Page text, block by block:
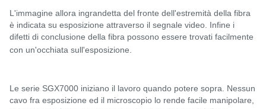
L'immagine allora ingrandetta del fronte dell'estremità della fibra
è indicata su esposizione attraverso il segnale video. Infine i
difetti di conclusione della fibra possono essere trovati facilmente
con un'occhiata sull'esposizione.
Le serie SGX7000 iniziano il lavoro quando potere sopra. Nessun
cavo fra esposizione ed il microscopio lo rende facile manipolare,